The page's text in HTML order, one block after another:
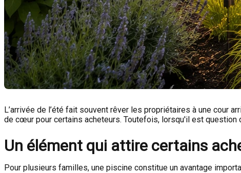
L’arrivée de l’été fait souvent rêver les propriétaires à une cour
de cœur pour certains acheteurs. Toutefois, lorsqu'il est
Un élément qui attire certains
Pour plusieurs familles, une piscine constitue un avantage